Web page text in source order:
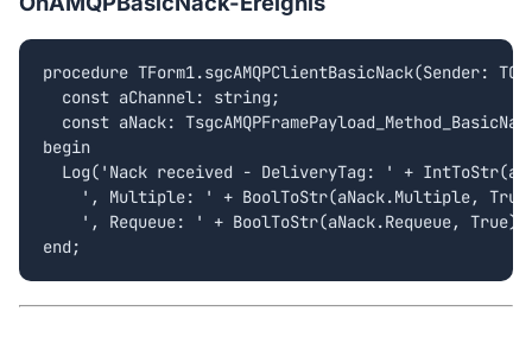
procedure TForm1.sgcAMQPClientBasicNack(Sender:
  const aChannel: string;
const aNack:
begin
Log('Nack received - DeliveryTag: ' +
', Multiple: ' + BoolToStr(aNack.Multiple,
', Requeue: ' + BoolToStr(aNack.Requeue,
end;